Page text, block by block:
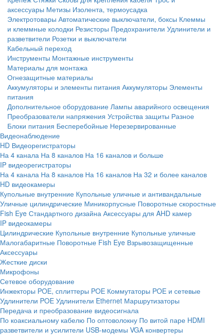
аксессуары Метизы Изолента, термоусадка
Электротовары Автоматические выключатели, боксы Клеммы
и клеммные колодки Резисторы Предохранители Удлинители и
разветвители Розетки и выключатели
Кабельный переход
Инструменты Монтажные инструменты
Материалы для монтажа
Огнезащитные материалы
Аккумуляторы и элементы питания Аккумуляторы Элементы
питания
Дополнительное оборудование Лампы аварийного освещения
Преобразователи напряжения Устройства защиты Разное
Блоки питания Бесперебойные Нерезервированные
Видеонаблюдение
HD Видеорегистраторы
На 4 канала На 8 каналов На 16 каналов и больше
IP видеорегистраторы
На 4 канала На 8 каналов На 16 каналов На 32 и более каналов
HD видеокамеры
Купольные внутренние Купольные уличные и антивандальные
Уличные цилиндрические Миникорпусные Поворотные скоростные
Fish Eye Стандартного дизайна Аксессуары для AHD камер
IP видеокамеры
Цилиндрические Купольные внутренние Купольные уличные
Малогабаритные Поворотные Fish Eye Взрывозащищенные
Аксессуары
Жесткие диски
Микрофоны
Сетевое оборудование
Инжекторы POE, сплиттеры POE Коммутаторы POE и сетевые
Удлинители POE Удлинители Ethernet Маршрутизаторы
Передача и преобразование видеосигнала
По коаксиальному кабелю По оптоволокну По витой паре HDMI
разветвители и усилители USB-модемы VGA конвертеры